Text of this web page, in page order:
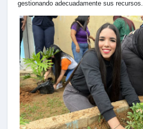
gestionando adecuadamente sus recursos.